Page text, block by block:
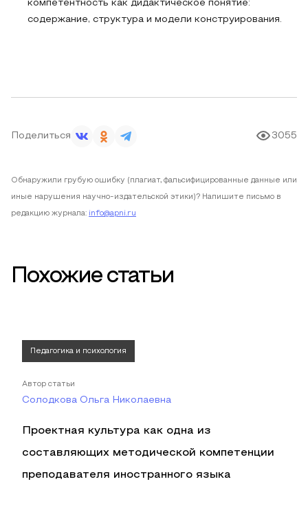
компетентность как дидактическое понятие:
содержание, структура и модели конструирования.
Поделиться 3055
Обнаружили грубую ошибку (плагиат, фальсифицированные данные или
иные нарушения научно-издательской этики)? Напишите письмо в
редакцию журнала: info@apni.ru
Похожие статьи
Педагогика и психология
Автор статьи
Солодкова Ольга Николаевна
Проектная культура как одна из
составляющих методической компетенции
преподавателя иностранного языка